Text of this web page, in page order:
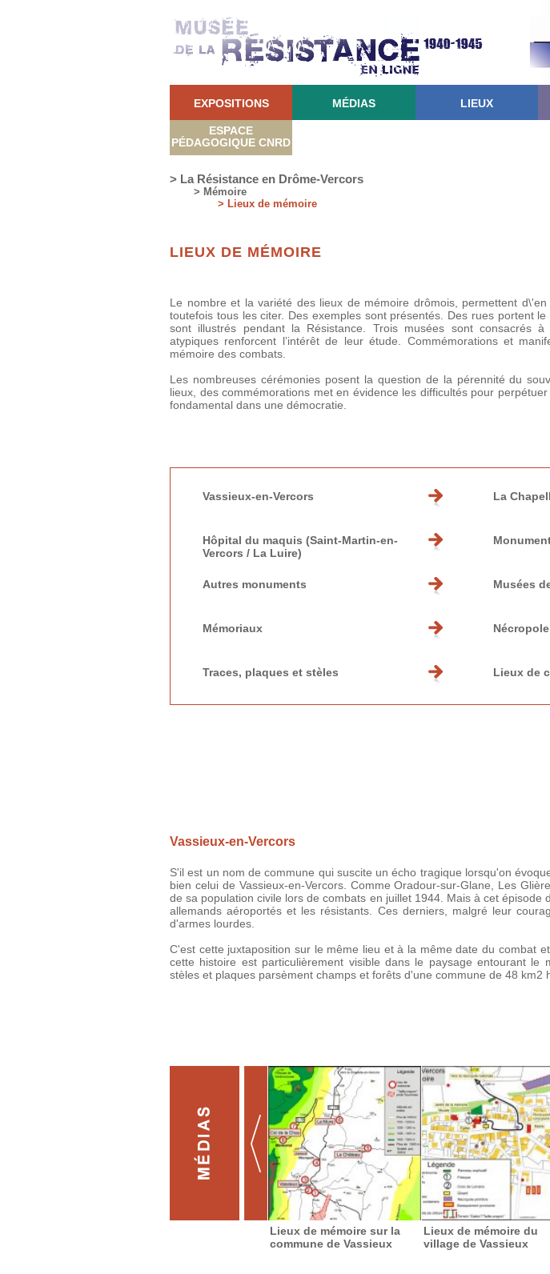
EXPOSITIONS MÉDIAS LIEUX
ESPACE
PÉDAGOGIQUE CNRD
> La Résistance en Drôme-Vercors
> Mémoire
> Lieux de mémoire
LIEUX DE MÉMOIRE
Le nombre et la variété des lieux de mémoire drômois, permettent
toutefois tous les citer. Des exemples sont présentés. Des rues portent
sont illustrés pendant la Résistance. Trois musées sont consacrés
atypiques renforcent l’intérêt de leur étude. Commémorations et
mémoire des combats.
Les nombreuses cérémonies posent la question de la pérennité du
lieux, des commémorations met en évidence les difficultés pour
fondamental dans une démocratie.
Vassieux-en-Vercors La
Hôpital du maquis (Saint-Martin-en-
Vercors / La Luire)
Autres monuments Musées
Mémoriaux
Traces, plaques et stèles Lieux de
Vassieux-en-Vercors
S'il est un nom de commune qui suscite un écho tragique lorsqu'on
bien celui de Vassieux-en-Vercors. Comme Oradour-sur-Glane, Les
de sa population civile lors de combats en juillet 1944. Mais à cet
allemands aéroportés et les résistants. Ces derniers, malgré leur
d'armes lourdes.
C'est cette juxtaposition sur le même lieu et à la même date du combat
cette histoire est particulièrement visible dans le paysage entourant le
stèles et plaques parsèment champs et forêts d'une commune de 48
Lieux de mémoire sur la
commune de Vassieux
Lieux de mémoire du
village de Vassieux